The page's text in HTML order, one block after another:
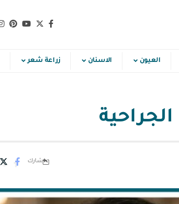
العيون الاسنان زراعة شعر
شارك